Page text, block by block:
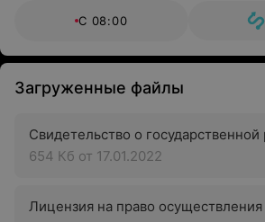
С 08:00
Загруженные файлы
654 Кб от 17.01.2022